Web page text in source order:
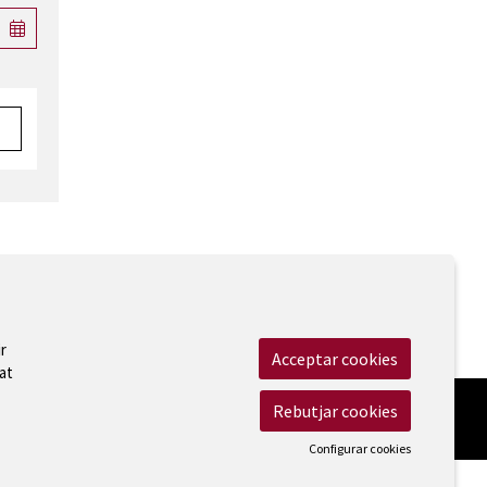
Acceptar cookies
Rebutjar cookies
Configurar cookies